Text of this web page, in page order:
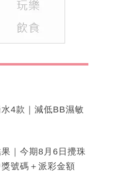
4款｜減低BB濕敏
｜今期8月6日攪珠
號碼＋派彩金額